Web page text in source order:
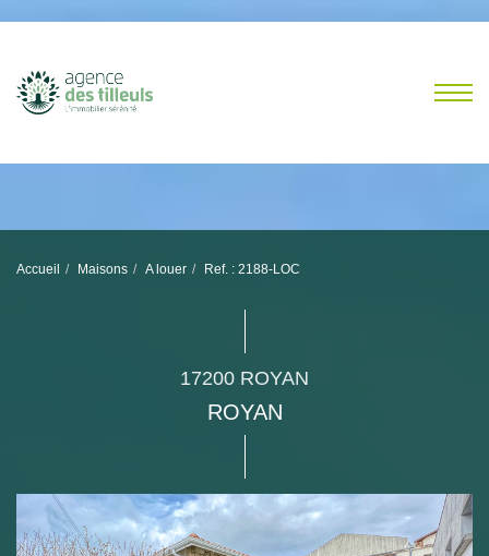
Accueil Maisons A louer Ref. : 2188-LOC
17200 ROYAN
ROYAN